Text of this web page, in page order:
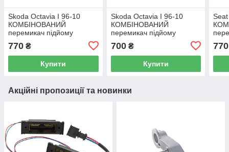
Skoda Octavia I 96-10
КОМБІНОВАНИЙ
перемикач підйому
блокування дверей 10 PIN
770 ₴
Купити
Skoda Octavia I 96-10
КОМБІНОВАНИЙ
перемикач підйому
блокування дверей 9 PIN
700₴
Купити
PIN
770
Акційні пропозиції та новинки